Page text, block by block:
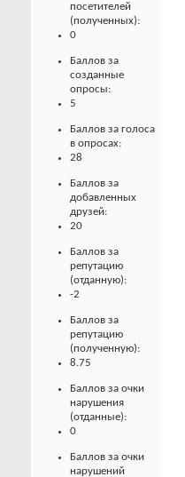
посетителей
(полученных):
0
Баллов за
созданные
опросы:
5
Баллов за голоса
в опросах:
28
Баллов за
добавленных
друзей:
20
Баллов за
репутацию
(отданную):
-2
Баллов за
репутацию
(полученную):
8.75
Баллов за очки
нарушения
(отданные):
0
Баллов за очки
нарушений